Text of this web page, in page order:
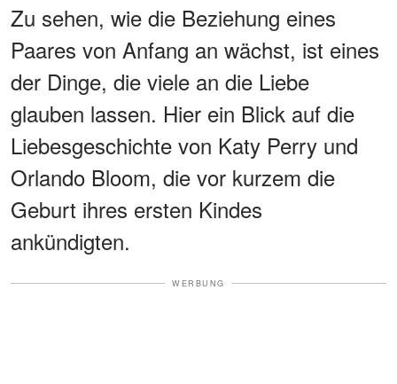
Zu sehen, wie die Beziehung eines
Paares von Anfang an wächst, ist eines
der Dinge, die viele an die Liebe
glauben lassen. Hier ein Blick auf die
Liebesgeschichte von Katy Perry und
Orlando Bloom, die vor kurzem die
Geburt ihres ersten Kindes
ankündigten.
WERBUNG